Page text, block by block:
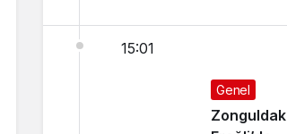
15:01
Genel
Zonguldak